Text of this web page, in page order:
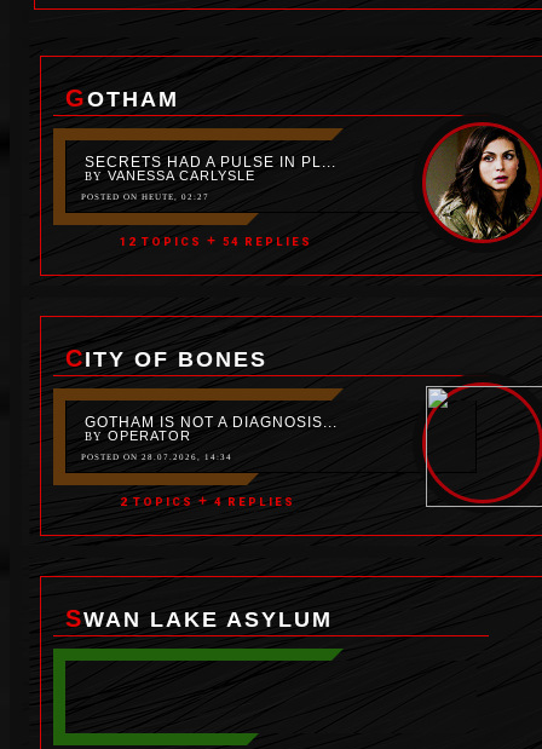
GOTHAM
SECRETS HAD A PULSE IN PL...
BY VANESSA CARLYSLE
POSTED ON HEUTE, 02:27
12 TOPICS + 54 REPLIES
CITY OF BONES
GOTHAM IS NOT A DIAGNOSIS...
BY OPERATOR
POSTED ON 28.07.2026, 14:34
2 TOPICS + 4 REPLIES
SWAN LAKE ASYLUM